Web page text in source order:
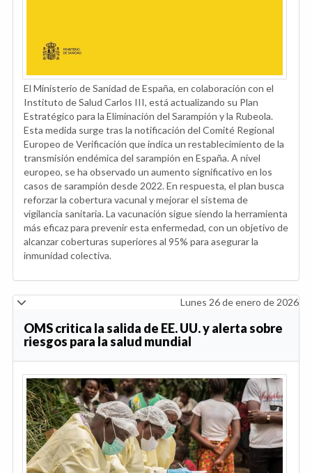
El Ministerio de Sanidad de España, en colaboración con el
Instituto de Salud Carlos III, está actualizando su Plan
Estratégico para la Eliminación del Sarampión y la Rubeola.
Esta medida surge tras la notificación del Comité Regional
Europeo de Verificación que indica un restablecimiento de la
transmisión endémica del sarampión en España. A nivel
europeo, se ha observado un aumento significativo en los
casos de sarampión desde 2022. En respuesta, el plan busca
reforzar la cobertura vacunal y mejorar el sistema de
vigilancia sanitaria. La vacunación sigue siendo la herramienta
más eficaz para prevenir esta enfermedad, con un objetivo de
alcanzar coberturas superiores al 95% para asegurar la
inmunidad colectiva.
Lunes 26 de enero de 2026
OMS critica la salida de EE. UU. y alerta sobre
riesgos para la salud mundial